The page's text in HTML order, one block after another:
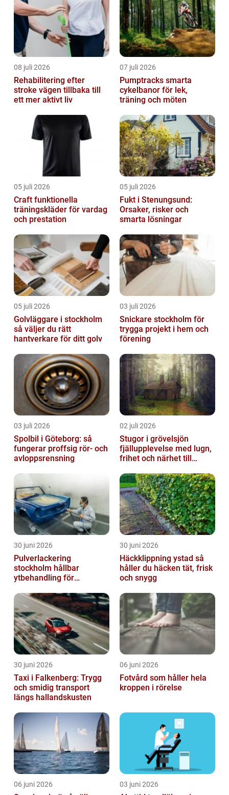
08 juli 2026
Rehabilitering efter
stroke vägen tillbaka till
ett mer aktivt liv
07 juli 2026
Pumptracks smarta
cykelbanor för lek,
träning och möten
05 juli 2026
Craft funktionella
träningskläder för vardag
och prestation
05 juli 2026
Fukt i Stenungsund:
Orsaker, risker och
smarta lösningar
05 juli 2026
Golvläggare i stockholm
så väljer du rätt
hantverkare för ditt golv
03 juli 2026
Snickare stockholm för
trygga projekt i hem och
förening
03 juli 2026
Spolbil i Göteborg: så
fungerar proffsig rör- och
avloppsrensning
02 juli 2026
Stugor i grövelsjön
fjällupplevelse med lugn,
frihet och närhet till
30 juni 2026
Pulverlackering
stockholm hållbar
ytbehandling för
30 juni 2026
Häckklippning ystad så
håller du häcken tät, frisk
och snygg
30 juni 2026
Taxi i Falkenberg: Trygg
och smidig transport
längs hallandskusten
06 juni 2026
Fotvård som håller hela
kroppen i rörelse
06 juni 2026 03 juni 2026